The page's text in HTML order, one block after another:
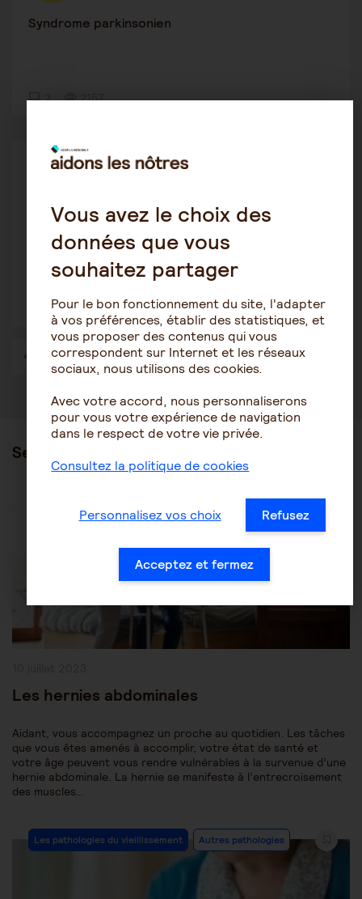
Syndrome parkinsonien
2 2157
Idées d'activités pour les personnes âgées
1654
1 … 22 23 24 25 26 27 28 … 36
Ses articles
Category:
Les pathologies du vieillissement Autres pathologies
Les hernies abdominales
Aidant, vous accompagnez un proche au quotidien. Les tâches
que vous êtes amenés à accomplir, votre état de santé et
votre âge peuvent vous rendre vulnérables à la survenue d’une
hernie abdominale. La hernie se manifeste à l’entrecroisement
des muscles…
Post
Category:
Les pathologies du vieillissement Autres pathologies
Vous avez le choix des
données que vous
souhaitez partager
Pour le bon fonctionnement du site, l'adapter
à vos préférences, établir des statistiques, et
vous proposer des contenus qui vous
correspondent sur Internet et les réseaux
sociaux, nous utilisons des cookies.
Avec votre accord, nous personnaliserons
pour vous votre expérience de navigation
dans le respect de votre vie privée.
Consultez la politique de cookies
Personnalisez vos choix Refusez
Acceptez et fermez